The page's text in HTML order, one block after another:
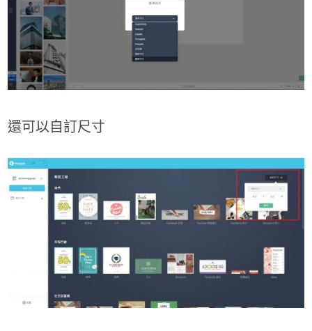
還可以自訂尺寸